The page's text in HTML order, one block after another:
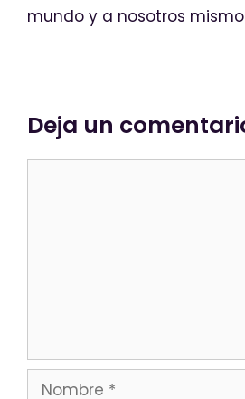
mundo y a nosotros
Deja un